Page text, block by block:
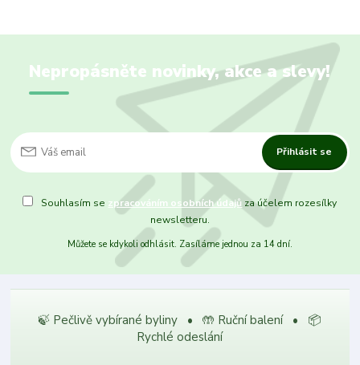
Nepropásněte novinky, akce a slevy!
Přihlásit se
Souhlasím se zpracováním osobních údajů za účelem rozesílky
newsletteru.
Můžete se kdykoli odhlásit. Zasíláme jednou za 14 dní.
🍃 Pečlivě vybírané byliny • 🤲 Ruční balení • 📦
Rychlé odeslání